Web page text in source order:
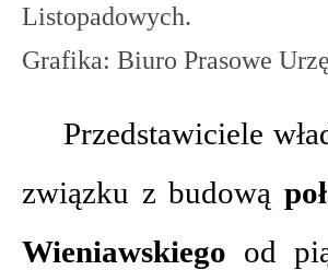
Listopadowych.
Grafika: Biuro Prasowe
Przedstawiciele
związku z budową
Wieniawskiego od